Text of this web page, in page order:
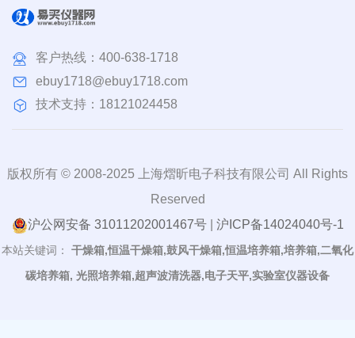
客户热线： 400-638-1718
ebuy1718@ebuy1718.com
技术支持：18121024458
版权所有 © 2008-2025 上海熠昕电子科技有限公司 All Rights
Reserved
沪公网安备 31011202001467号| 沪ICP备14024040号-1
本站关键词：
干燥箱,恒温干燥箱,鼓风干燥箱,恒温培养箱,培养箱,二氧化
碳培养箱, 光照培养箱,超声波清洗器,电子天平,实验室仪器设备